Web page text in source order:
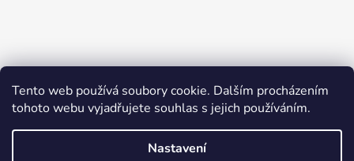
Tento web používá soubory cookie. Dalším procházením
tohoto webu vyjadřujete souhlas s jejich používáním.
Nastavení
Způsob ověřování recenzí